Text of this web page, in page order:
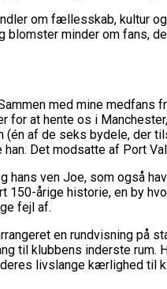
om fællesskab, kultur
minder om fans,
med mine medfans
for at hente os i
(én af de seks bydele, der
han. Det modsatte af Port
hans ven Joe, som også
150-årige historie, en by
fejl af.
en rundvisning
til klubbens inderste
livslange kærlighed til